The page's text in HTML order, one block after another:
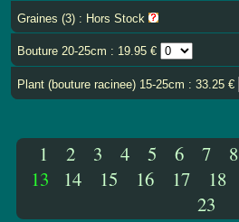
Graines (3) : Hors Stock
Bouture 20-25cm : 19.95 €
Plant (bouture racinee) 15-25cm : 33.25 €
1 2 3 4 5 6 7 8
13
14 15 16 17 18
23